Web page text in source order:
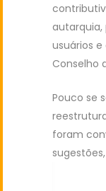
autarquia,
usuários
Conselho
Pouco se
foram